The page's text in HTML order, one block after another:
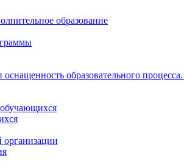
образование
образовательного
организации